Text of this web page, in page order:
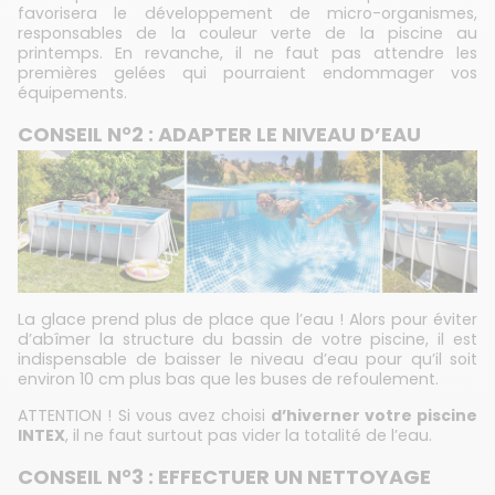
favorisera le développement de micro-organismes,
responsables de la couleur verte de la piscine au
printemps. En revanche, il ne faut pas attendre les
premières gelées qui pourraient endommager vos
équipements.
CONSEIL N°2 : ADAPTER LE NIVEAU D’EAU
La glace prend plus de place que l’eau ! Alors pour éviter
d’abîmer la structure du bassin de votre piscine, il est
indispensable de baisser le niveau d’eau pour qu’il soit
environ 10 cm plus bas que les buses de refoulement.
ATTENTION ! Si vous avez choisi d’hiverner votre piscine
INTEX, il ne faut surtout pas vider la totalité de l’eau.
CONSEIL N°3 : EFFECTUER UN NETTOYAGE